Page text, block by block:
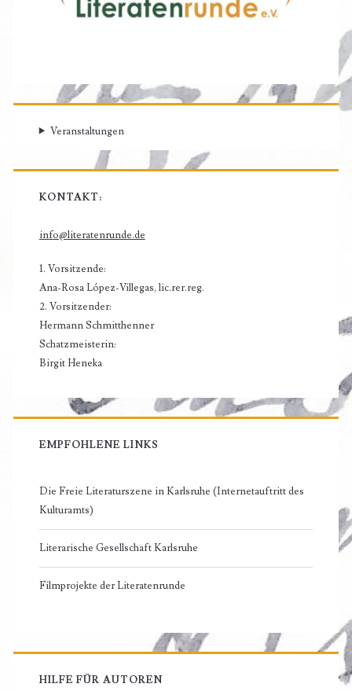
Veranstaltungen
KONTAKT:
info@literatenrunde.de
1. Vorsitzende:
Ana-Rosa López-Villegas, lic.rer.reg.
2. Vorsitzender:
Hermann Schmitthenner
Schatzmeisterin:
Birgit Heneka
EMPFOHLENE LINKS
Die Freie Literaturszene in Karlsruhe (Internetauftritt des
Kulturamts)
Literarische Gesellschaft Karlsruhe
Filmprojekte der Literatenrunde
HILFE FÜR AUTOREN